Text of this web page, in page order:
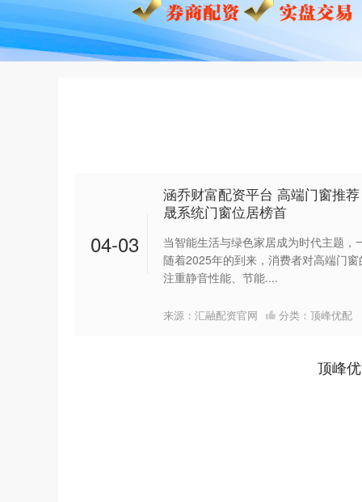
04-03
涵乔财富配资平台 高端门窗推
晟系统门窗位居榜首
当智能生活与绿色家居成为时代主题，
随着2025年的到来，消费者对高端门
注重静音性能、节能....
来源：汇融配资官网 分类： 顶峰优配
顶峰